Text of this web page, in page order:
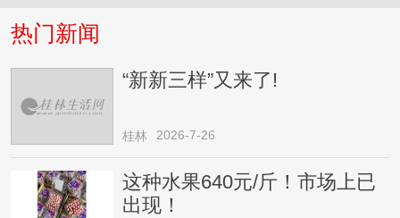
热门新闻
“新新三样”又来了!
桂林 2026-7-26
这种水果640元/斤！市场上已
出现！